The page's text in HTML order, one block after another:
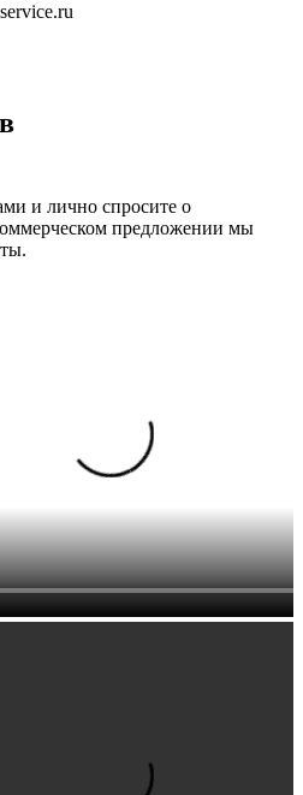
и лично спросите о
предложении мы